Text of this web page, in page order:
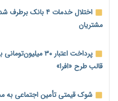
آغاز اجرای پایلوت «ردا کارت»
محدودیت تازه برای شبکه
کنترل تورم
سایپا و پارس‌خودرو
اختلال خدمات ۴
مشتریان
پرداخت اعتبار ۳۰
قالب طرح «افرا»
شوک قیمتی تأمین اجتماعی به